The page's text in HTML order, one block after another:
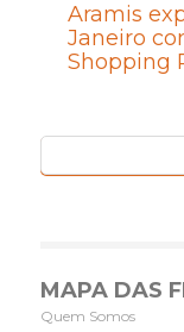
Aramis
Janeiro
Shopping
MAPA DAS
Quem Somos